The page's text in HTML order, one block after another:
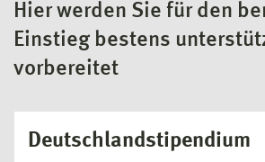
Hier werden Sie für den
Einstieg bestens
vorbereitet
Deutschlandstipendium